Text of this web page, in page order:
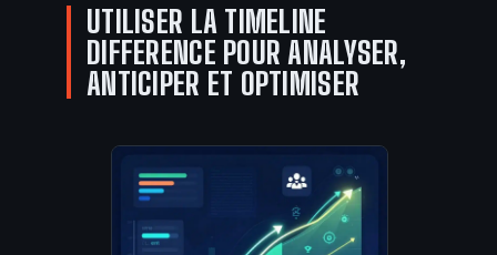
UTILISER LA TIMELINE
DIFFERENCE POUR ANALYSER,
ANTICIPER ET OPTIMISER